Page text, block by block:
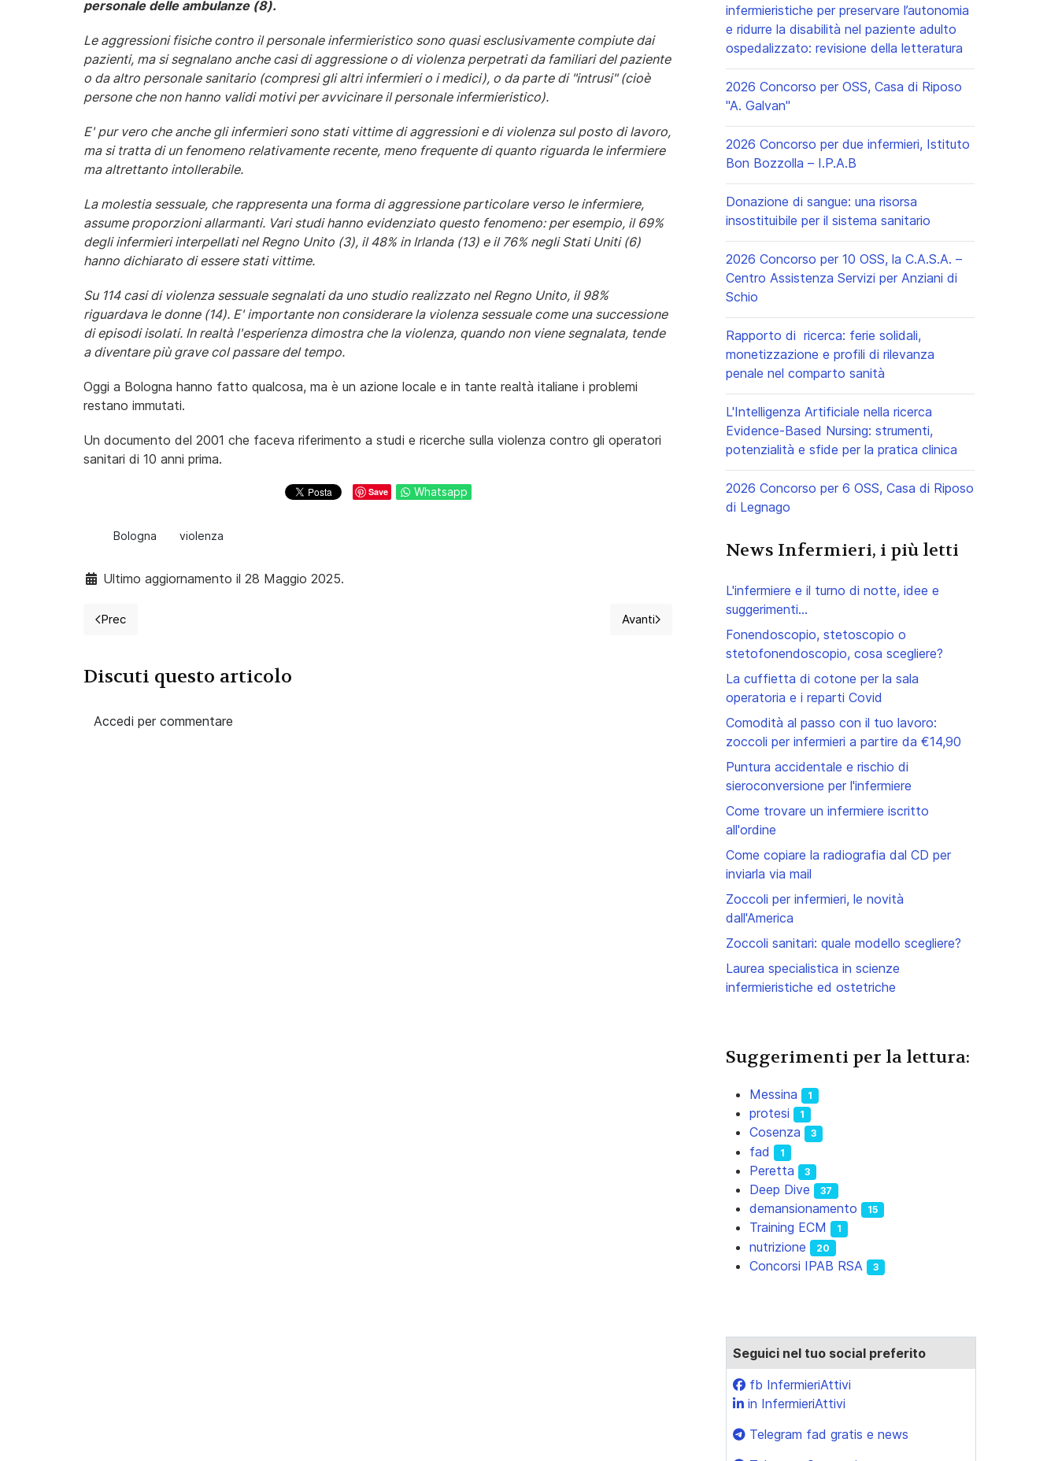
personale delle ambulanze (8).
Le aggressioni fisiche contro il personale infermieristico sono quasi esclusivamente compiute dai
pazienti, ma si segnalano anche casi di aggressione o di violenza perpetrati da familiari del paziente
o da altro personale sanitario (compresi gli altri infermieri o i medici), o da parte di "intrusi" (cioè
persone che non hanno validi motivi per avvicinare il personale infermieristico).
E' pur vero che anche gli infermieri sono stati vittime di aggressioni e di violenza sul posto di lavoro,
ma si tratta di un fenomeno relativamente recente, meno frequente di quanto riguarda le infermiere
ma altrettanto intollerabile.
La molestia sessuale, che rappresenta una forma di aggressione particolare verso le infermiere,
assume proporzioni allarmanti. Vari studi hanno evidenziato questo fenomeno: per esempio, il 69%
degli infermieri interpellati nel Regno Unito (3), il 48% in Irlanda (13) e il 76% negli Stati Uniti (6)
hanno dichiarato di essere stati vittime.
Su 114 casi di violenza sessuale segnalati da uno studio realizzato nel Regno Unito, il 98%
riguardava le donne (14). E' importante non considerare la violenza sessuale come una successione
di episodi isolati. In realtà l'esperienza dimostra che la violenza, quando non viene segnalata, tende
a diventare più grave col passare del tempo.
Oggi a Bologna hanno fatto qualcosa, ma è un azione locale e in tante realtà italiane i problemi
restano immutati.
Un documento del 2001 che faceva riferimento a studi e ricerche sulla violenza contro gli operatori
sanitari di 10 anni prima.
Save Whatsapp
Bologna violenza
Ultimo aggiornamento il 28 Maggio 2025.
Articolo precedente: L'infermiera è un lavoro importante?
Prec Articolo successivo: Nursetimes, diretta streaming dalla Leopolda
Avanti
Discuti questo articolo
Accedi per commentare
infermieristiche per preservare l’autonomia
e ridurre la disabilità nel paziente adulto
ospedalizzato: revisione della letteratura
2026 Concorso per OSS, Casa di Riposo
"A. Galvan"
2026 Concorso per due infermieri, Istituto
Bon Bozzolla – I.P.A.B
Donazione di sangue: una risorsa
insostituibile per il sistema sanitario
2026 Concorso per 10 OSS, la C.A.S.A. –
Centro Assistenza Servizi per Anziani di
Schio
Rapporto di ricerca: ferie solidali,
monetizzazione e profili di rilevanza
penale nel comparto sanità
L'Intelligenza Artificiale nella ricerca
Evidence-Based Nursing: strumenti,
potenzialità e sfide per la pratica clinica
2026 Concorso per 6 OSS, Casa di Riposo
di Legnago
News Infermieri, i più letti
L'infermiere e il turno di notte, idee e
suggerimenti...
Fonendoscopio, stetoscopio o
stetofonendoscopio, cosa scegliere?
La cuffietta di cotone per la sala
operatoria e i reparti Covid
Comodità al passo con il tuo lavoro:
zoccoli per infermieri a partire da €14,90
Puntura accidentale e rischio di
sieroconversione per l'infermiere
Come trovare un infermiere iscritto
all'ordine
Come copiare la radiografia dal CD per
inviarla via mail
Zoccoli per infermieri, le novità
dall'America
Zoccoli sanitari: quale modello scegliere?
Laurea specialistica in scienze
infermieristiche ed ostetriche
Suggerimenti per la lettura:
Messina 1
protesi 1
Cosenza 3
fad 1
Peretta 3
Deep Dive 37
demansionamento 15
Training ECM 1
nutrizione 20
Concorsi IPAB RSA 3
Seguici nel tuo social preferito
fb InfermieriAttivi
in InfermieriAttivi
Telegram fad gratis e news